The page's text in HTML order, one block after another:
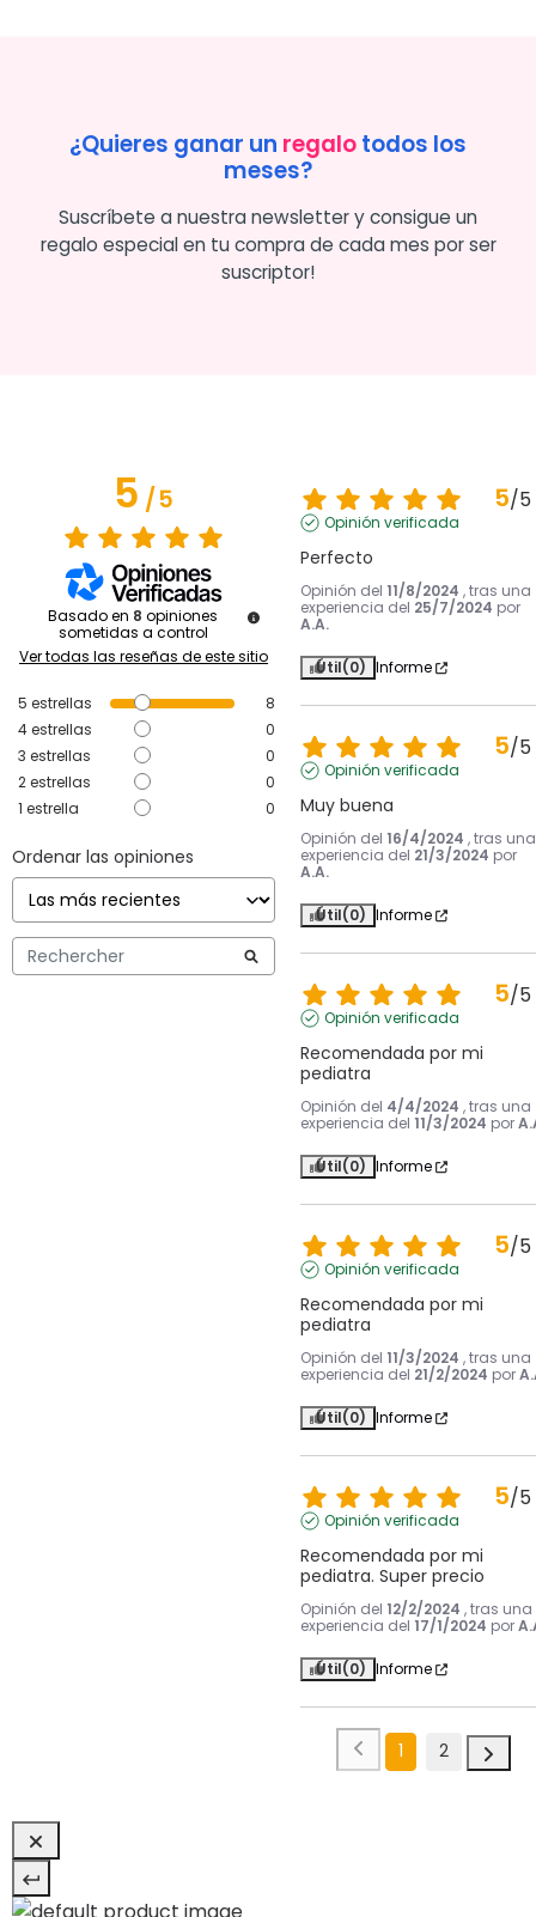
¿Quieres ganar un regalotodos los
meses?
Suscríbete a nuestra newsletter y consigue un
regalo especial en tu compra de cada mes por ser
suscriptor!
5/5
Basado en 8 opiniones
sometidas a control
Ver todas las reseñas de este sitio
5 estrellas
8
4estrellas
0
3 estrellas
0
2estrellas
0
1 estrella 0
Ordenar las opiniones
5/5
Opinión verificada
Perfecto
Opinión del 11/8/2024 , tras una
experiencia del 25/7/2024 por
A.A.
Útil(0) Informe
5/5
Opinión verificada
Muy buena
Opinión del 16/4/2024 , tras una
experiencia del 21/3/2024 por
A.A.
Útil(0) Informe
5/5
Opinión verificada
Recomendada por mi
pediatra
Opinión del 4/4/2024 , tras una
experiencia del 11/3/2024 por
Útil(0) Informe
5/5
Opinión verificada
Recomendada por mi
pediatra
Opinión del 11/3/2024 , tras una
experiencia del 21/2/2024 por
Útil(0) Informe
5/5
Opinión verificada
Recomendada por mi
pediatra. Super precio
Opinión del 12/2/2024 , tras una
experiencia del 17/1/2024 por
Útil(0) Informe
1 2